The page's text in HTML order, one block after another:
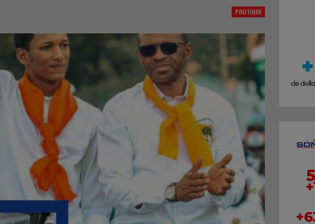
POLITIQUE